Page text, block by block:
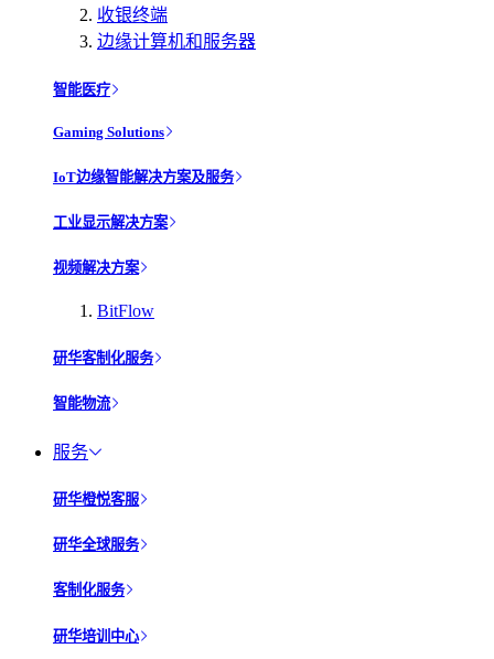
收银终端
边缘计算机和服务器
智能医疗
Gaming Solutions
IoT边缘智能解决方案及服务
工业显示解决方案
视频解决方案
BitFlow
研华客制化服务
智能物流
服务
研华橙悦客服
研华全球服务
客制化服务
研华培训中心